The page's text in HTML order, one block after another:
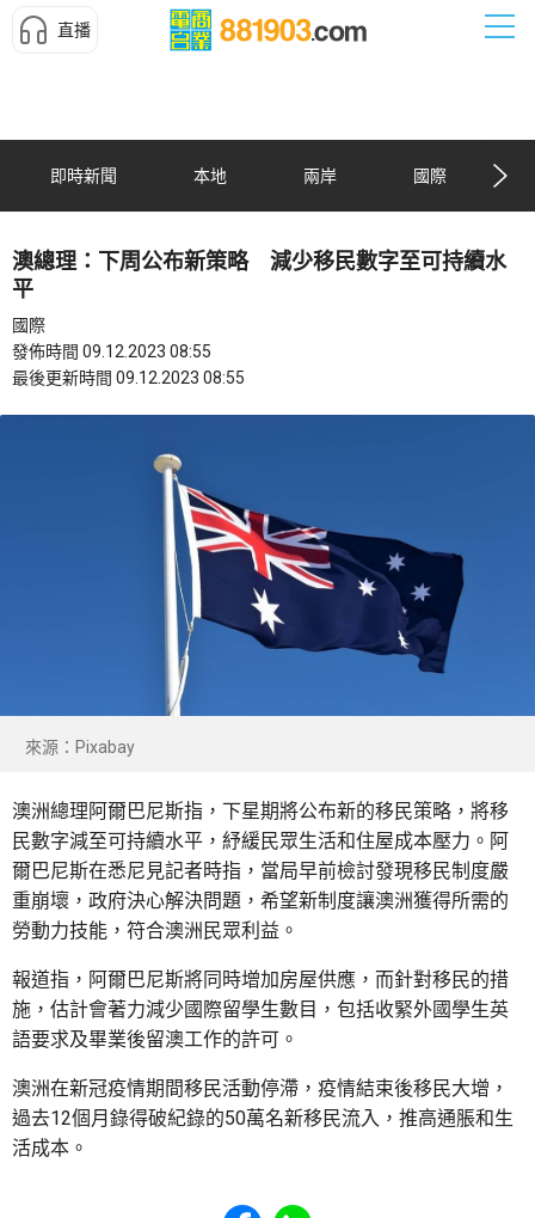
直播
即時新聞 本地 兩岸 國際
澳總理：下周公布新策略 減少移民數字至可持續水
平
國際
發佈時間 09.12.2023 08:55
最後更新時間 09.12.2023 08:55
來源：Pixabay
澳洲總理阿爾巴尼斯指，下星期將公布新的移民策略，將移
民數字減至可持續水平，紓緩民眾生活和住屋成本壓力。阿
爾巴尼斯在悉尼見記者時指，當局早前檢討發現移民制度嚴
重崩壞，政府決心解決問題，希望新制度讓澳洲獲得所需的
勞動力技能，符合澳洲民眾利益。
報道指，阿爾巴尼斯將同時增加房屋供應，而針對移民的措
施，估計會著力減少國際留學生數目，包括收緊外國學生英
語要求及畢業後留澳工作的許可。
澳洲在新冠疫情期間移民活動停滯，疫情結束後移民大增，
過去12個月錄得破紀錄的50萬名新移民流入，推高通脹和生
活成本。
Share to Facebook
Share to WhatsApp